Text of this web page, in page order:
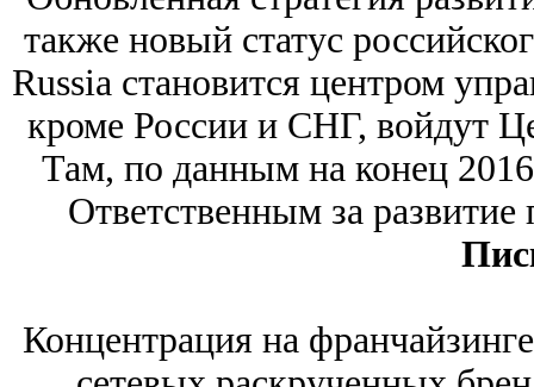
также новый статус
Russia становится центром
кроме России и СНГ, войдут
Там, по данным на конец 2016
Ответственным за развитие
Концентрация на